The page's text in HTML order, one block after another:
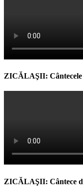
ZICĂLAŞII:
ZICĂLAŞII: Cântece